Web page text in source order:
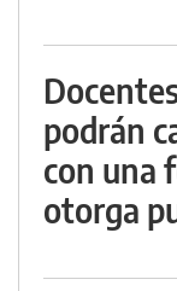
podrán
con una
otorga